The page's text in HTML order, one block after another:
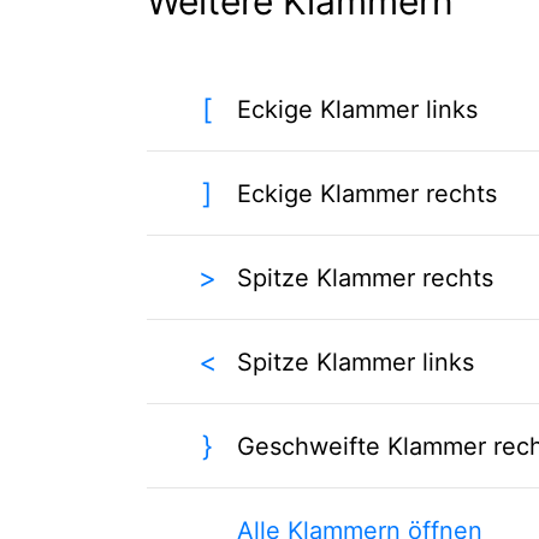
[ Eckige Klammer links
] Eckige Klammer rechts
> Spitze Klammer rechts
< Spitze Klammer links
} Geschweifte Klammer
Alle Klammern öffnen